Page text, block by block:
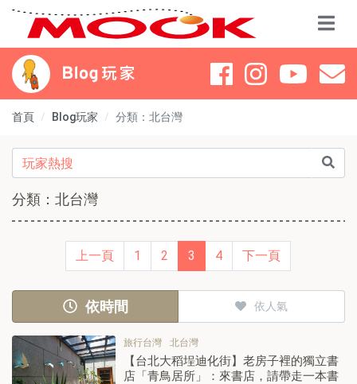
首頁 Blog玩家 分類：北台灣
分類：北台灣
上一頁 1 2 3 4 下一頁
依時間 依人氣
旅行台灣 北台灣
【台北大稻埕迪化街】老房子裡的獨立書
店「青鳥居所」：來書店，請帶走一本書